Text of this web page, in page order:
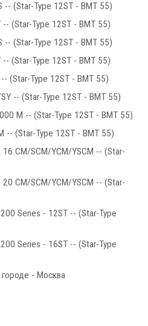
-- (Star-Type 12ST - BMT 55)
-- (Star-Type 12ST - BMT 55)
-- (Star-Type 12ST - BMT 55)
-- (Star-Type 12ST - BMT 55)
(Star-Type 12ST - BMT 55)
-- (Star-Type 12ST - BMT 55)
M -- (Star-Type 12ST - BMT 55)
-- (Star-Type 12ST - BMT 55)
16 CM/SCM/YCM/YSCM -- (Star-
20 CM/SCM/YCM/YSCM -- (Star-
Series - 12ST -- (Star-Type
Series - 16ST -- (Star-Type
городе - Москва